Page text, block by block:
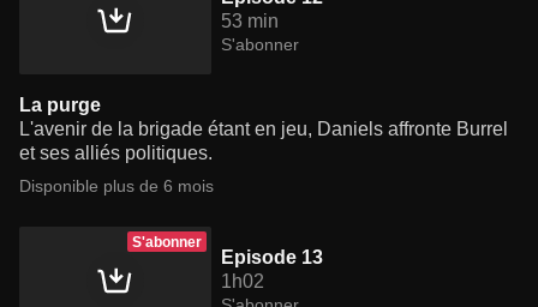
53 min
S'abonner
La purge
L'avenir de la brigade étant en jeu, Daniels affronte Burrel
et ses alliés politiques.
Disponible plus de 6 mois
S'abonner
Episode 13
1h02